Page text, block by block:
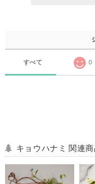
すべて 0
キョウハナミ 関連